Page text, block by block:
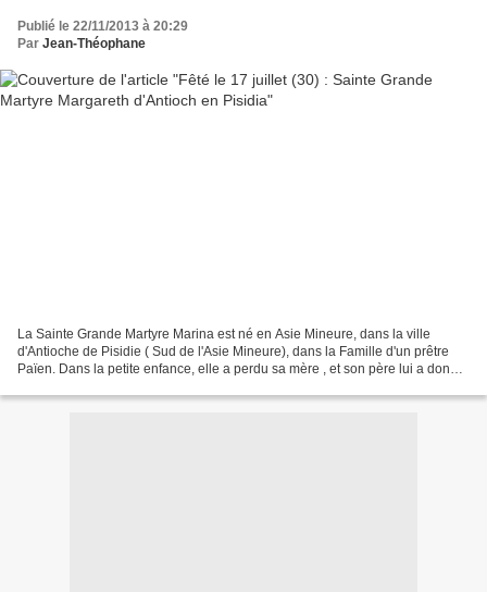
Publié le 22/11/2013 à 20:29
Par Jean-Théophane
La Sainte Grande Martyre Marina est né en Asie Mineure, dans la ville
d'Antioche de Pisidie ( Sud de l'Asie Mineure), dans la Famille d'un prêtre
Païen. Dans la petite enfance, elle a perdu sa mère , et son père lui a donné